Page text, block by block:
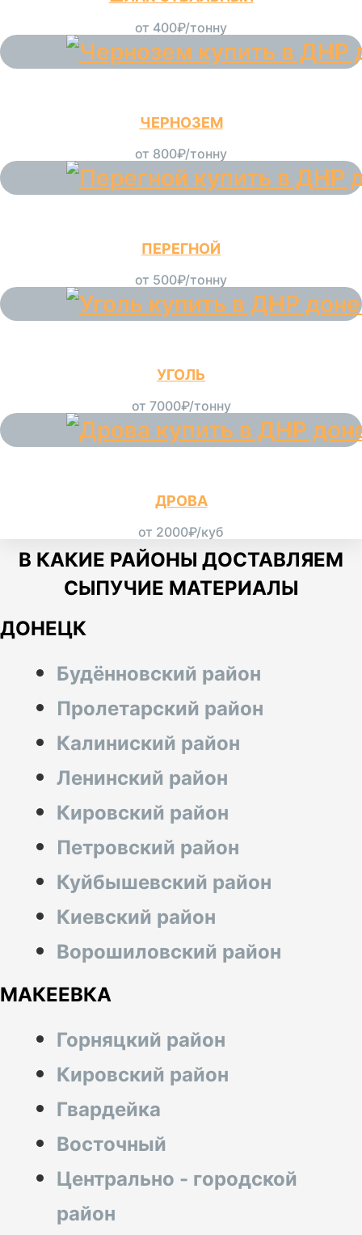
от 400₽/тонну
ЧЕРНОЗЕМ
от 800₽/тонну
ПЕРЕГНОЙ
от 500₽/тонну
УГОЛЬ
от 7000₽/тонну
ДРОВА
от 2000₽/куб
В КАКИЕ РАЙОНЫ ДОСТАВЛЯЕМ
СЫПУЧИЕ МАТЕРИАЛЫ
ДОНЕЦК
Будённовский район
Пролетарский район
Калиниский район
Ленинский район
Кировский район
Петровский район
Куйбышевский район
Киевский район
Ворошиловский район
МАКЕЕВКА
Горняцкий район
Кировский район
Гвардейка
Восточный
Центрально - городской
район